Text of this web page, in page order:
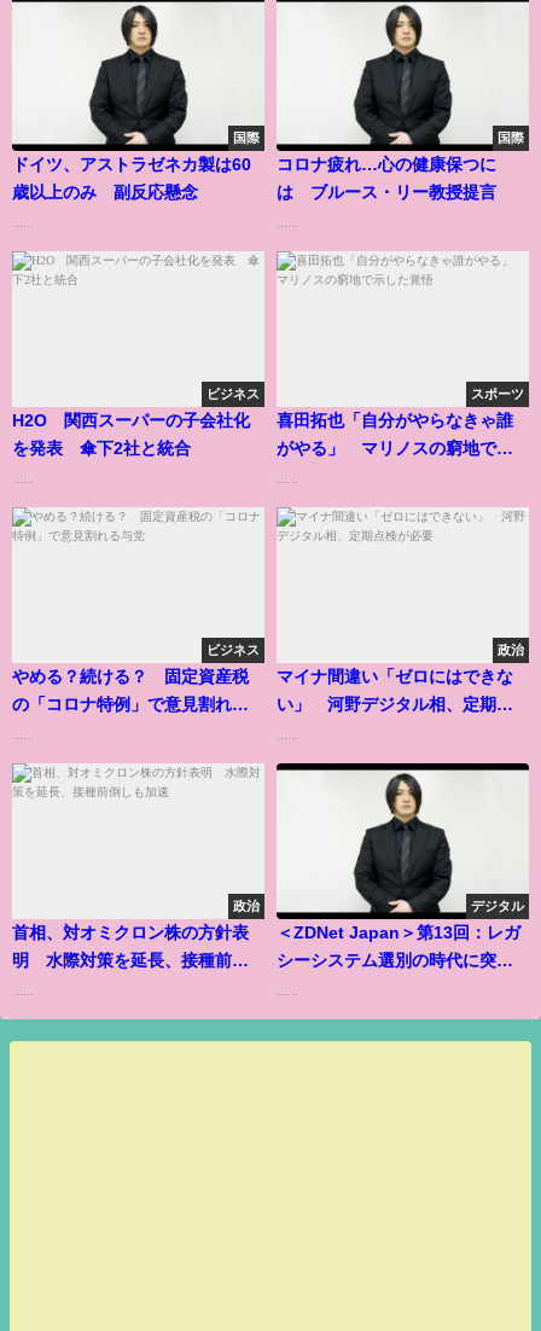
国際
ドイツ、アストラゼネカ製は60
歳以上のみ 副反応懸念
国際
コロナ疲れ…心の健康保つに
は ブルース・リー教授提言
ビジネス
H2O 関西スーパーの子会社化
を発表 傘下2社と統合
スポーツ
喜田拓也「自分がやらなきゃ誰
がやる」 マリノスの窮地で示
ビジネス
やめる？続ける？ 固定資産税
の「コロナ特例」で意見割れる
政治
マイナ間違い「ゼロにはできな
い」 河野デジタル相、定期点
政治
首相、対オミクロン株の方針表
明 水際対策を延長、接種前倒
......
デジタル
＜ZDNet Japan＞第13回：レガ
シーシステム選別の時代に突
き方向とは？
......